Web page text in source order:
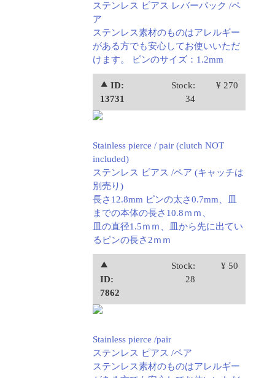
ステンレス ピアス レバーバック /ペ
ア
ステンレス素材のものはアレルギー
がある方でも安心してお使いいただ
けます。 ピンのサイズ：1.2mm
⯅ ID:
13731
Stock:
34
¥ 270
Stainless pierce / pair (clutch NOT
included)
ステンレス ピアス /ペア (キャッチは
別売り)
長さ12.8mm ピンの太さ0.7mm、皿
までの本体の長さ10.8ｍｍ、
皿の直径1.5ｍｍ、皿から先に出てい
るピンの長さ2ｍｍ
⯅
ID:
7862
Stock:
28
¥ 50
Stainless pierce /pair
ステンレス ピアス /ペア
ステンレス素材のものはアレルギー